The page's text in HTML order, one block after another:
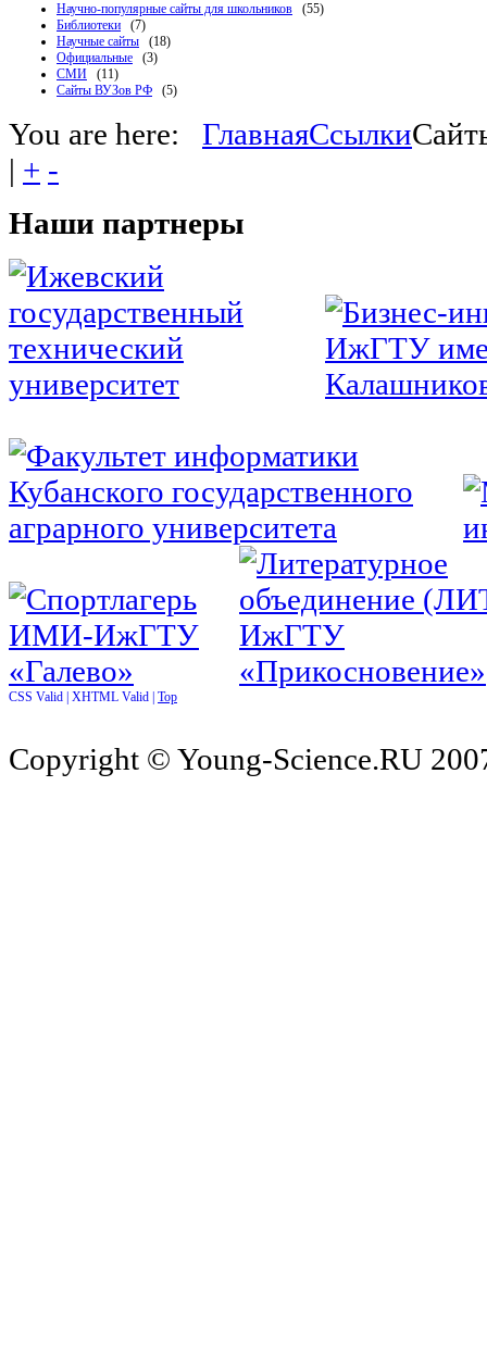
Научно-популярные сайты для школьников
(55)
Библиотеки
(7)
Научные сайты
(18)
Официальные
(3)
СМИ
(11)
Сайты ВУЗов РФ
(5)
You are here: ГлавнаяСсылки
| + -
Наши партнеры
CSS Valid | XHTML Valid | Top
Copyright © Young-Science.RU